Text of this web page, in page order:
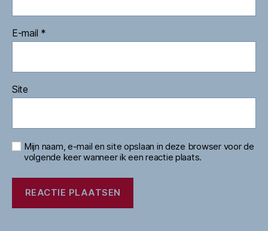
E-mail *
Site
Mijn naam, e-mail en site opslaan in deze browser voor de
volgende keer wanneer ik een reactie plaats.